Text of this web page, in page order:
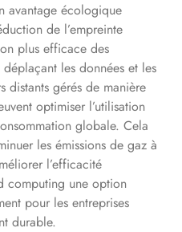
avantage écologique
de l’empreinte
plus efficace des
les données et les
distants gérés de manière
optimiser l’utilisation
globale. Cela
les émissions de gaz à
l’efficacité
computing une option
pour les entreprises
durable.